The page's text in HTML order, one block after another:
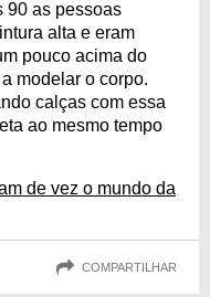
90 as pessoas
alta e eram
pouco acima do
modelar o corpo.
calças com essa
ao mesmo tempo
de vez o mundo da
COMPARTILHAR